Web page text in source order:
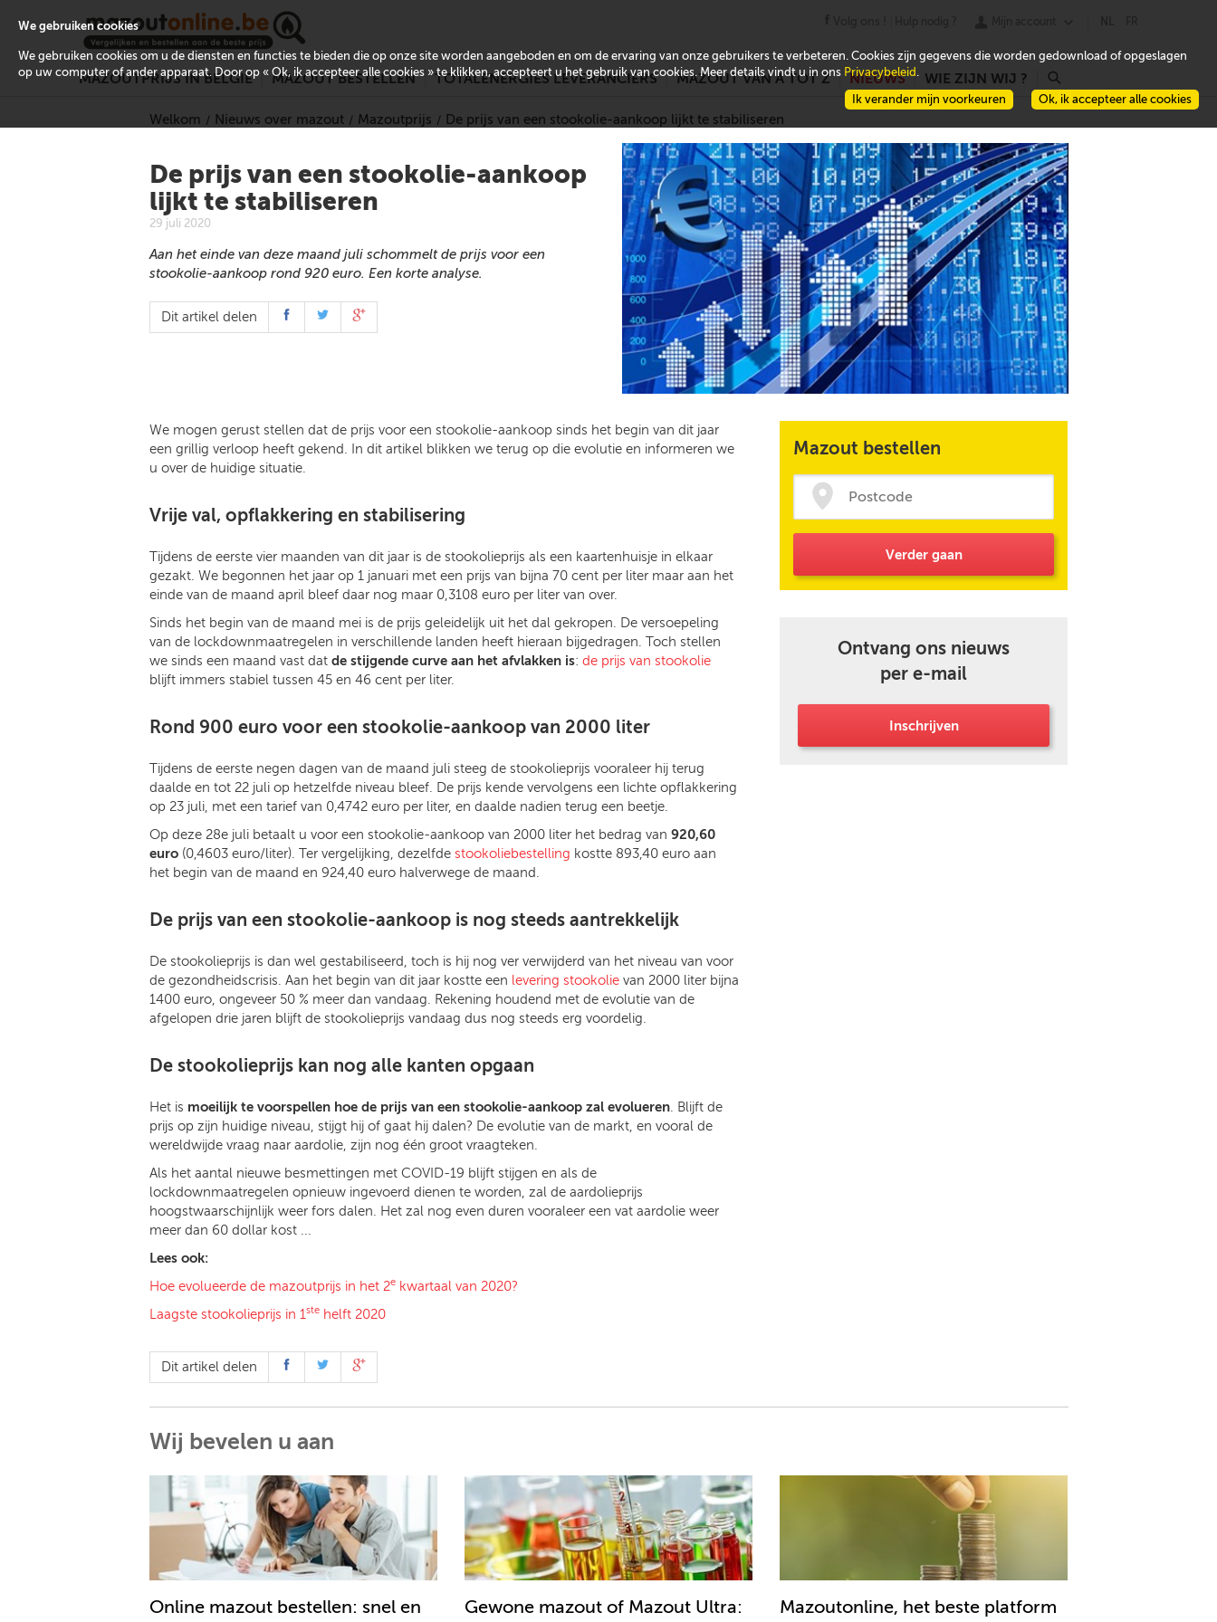
MAZOUTPRIJS IN BELGIË MAZOUT BESTELLEN TOTALENERGIES LEVERANCIERS MAZOUT VAN A TOT Z NIEUWS WIE ZIJN WIJ ? r
Welkom Nieuws over mazout Mazoutprijs De prijs van een stookolie-aankoop lijkt te stabiliseren
De prijs van een stookolie-aankoop
lijkt te stabiliseren
29 juli 2020
Aan het einde van deze maand juli schommelt de prijs voor een
stookolie-aankoop rond 920 euro. Een korte analyse.
Dit artikel delen
We mogen gerust stellen dat de prijs voor een stookolie-aankoop sinds het begin van dit jaar
een grillig verloop heeft gekend. In dit artikel blikken we terug op die evolutie en informeren we
u over de huidige situatie.
Vrije val, opflakkering en stabilisering
Tijdens de eerste vier maanden van dit jaar is de stookolieprijs als een kaartenhuisje in elkaar
gezakt. We begonnen het jaar op 1 januari met een prijs van bijna 70 cent per liter maar aan het
einde van de maand april bleef daar nog maar 0,3108 euro per liter van over.
Sinds het begin van de maand mei is de prijs geleidelijk uit het dal gekropen. De versoepeling
van de lockdownmaatregelen in verschillende landen heeft hieraan bijgedragen. Toch stellen
we sinds een maand vast dat de stijgende curve aan het afvlakken is: de prijs van stookolie
blijft immers stabiel tussen 45 en 46 cent per liter.
Rond 900 euro voor een stookolie-aankoop van 2000 liter
Tijdens de eerste negen dagen van de maand juli steeg de stookolieprijs vooraleer hij terug
daalde en tot 22 juli op hetzelfde niveau bleef. De prijs kende vervolgens een lichte opflakkering
op 23 juli, met een tarief van 0,4742 euro per liter, en daalde nadien terug een beetje.
Op deze 28e juli betaalt u voor een stookolie-aankoop van 2000 liter het bedrag van 920,60
euro(0,4603 euro/liter). Ter vergelijking, dezelfde stookoliebestelling kostte 893,40 euro aan
het begin van de maand en 924,40 euro halverwege de maand.
De prijs van een stookolie-aankoop is nog steeds aantrekkelijk
De stookolieprijs is dan wel gestabiliseerd, toch is hij nog ver verwijderd van het niveau van voor
de gezondheidscrisis. Aan het begin van dit jaar kostte een levering stookolievan 2000 liter bijna
1400 euro, ongeveer 50 % meer dan vandaag. Rekening houdend met de evolutie van de
afgelopen drie jaren blijft de stookolieprijs vandaag dus nog steeds erg voordelig.
De stookolieprijs kan nog alle kanten opgaan
Het is moeilijk te voorspellen hoe de prijs van een stookolie-aankoop zal evolueren. Blijft de
prijs op zijn huidige niveau, stijgt hij of gaat hij dalen? De evolutie van de markt, en vooral de
wereldwijde vraag naar aardolie, zijn nog één groot vraagteken.
Als het aantal nieuwe besmettingen met COVID-19 blijft stijgen en als de
lockdownmaatregelen opnieuw ingevoerd dienen te worden, zal de aardolieprijs
hoogstwaarschijnlijk weer fors dalen. Het zal nog even duren vooraleer een vat aardolie weer
meer dan 60 dollar kost ...
Lees ook:
Hoe evolueerde de mazoutprijs in het 2ekwartaal van 2020?
Laagste stookolieprijs in 1stehelft 2020
Dit artikel delen
Mazout bestellen
Verder gaan
Ontvang ons nieuws
per e-mail
Inschrijven
Wij bevelen u aan
Online mazout bestellen: snel en
Gewone mazout of Mazout Ultra:
Mazoutonline, het beste platform
We gebruiken cookies
We gebruiken cookies om u de diensten en functies te bieden die op onze site worden aangeboden en om de ervaring van onze gebruikers te verbeteren. Cookies zijn gegevens die worden gedownload of opgeslagen
op uw computer of ander apparaat. Door op « Ok, ik accepteer alle cookies » te klikken, accepteert u het gebruik van cookies. Meer details vindt u in ons Privacybeleid .
Ok, ik accepteer alle cookies
Ik verander mijn voorkeuren